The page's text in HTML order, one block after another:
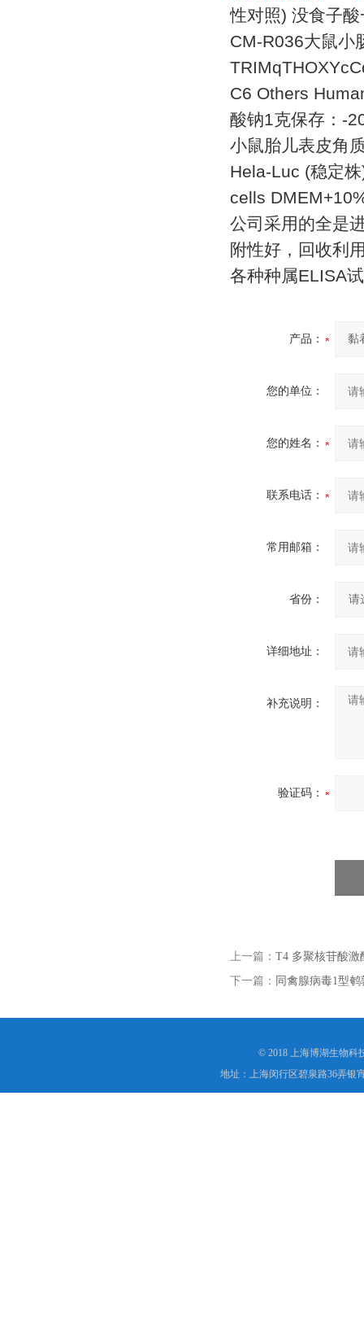
性对照) 没食子
CM-R036大鼠小
C6 Others
酸钠1克保存： -
小鼠胎儿表皮角
Hela-Luc (稳定株
cells
公司采用的全是
附性好，回收利
各种种属ELISA
产品：
您的单位：
您的姓名：
联系电话：
常用邮箱：
省份：
详细地址：
补充说明：
验证码：
上一篇： T4 多聚核苷酸激
下一篇： 同禽腺病毒1型
© 2018 上海博湖生物科
地址：上海闵行区碧泉路36弄银